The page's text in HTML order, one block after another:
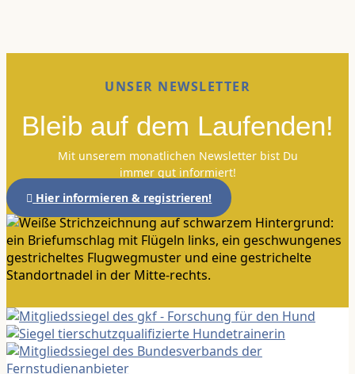
UNSER NEWSLETTER
Bleib auf dem Laufenden!
Mit unserem monatlichen Newsletter bist Du
immer gut informiert!
Hier informieren & registrieren!